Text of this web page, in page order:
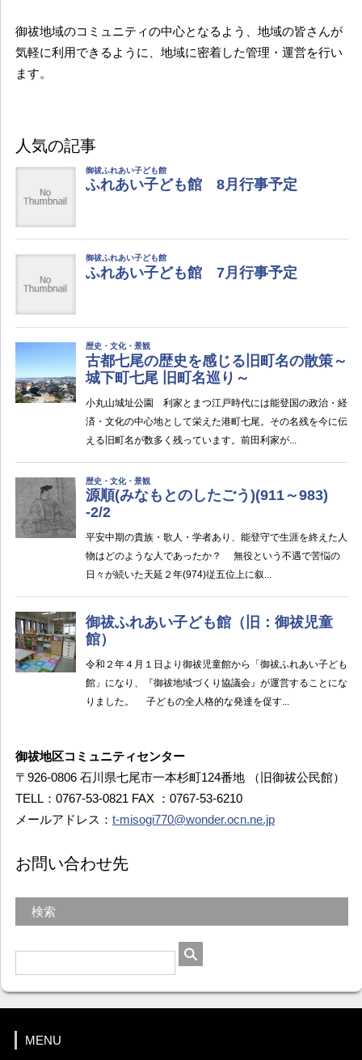
御祓地域のコミュニティの中心となるよう、地域の皆さんが
気軽に利用できるように、地域に密着した管理・運営を行い
ます。
人気の記事
御祓地区コミュニティセンター
〒926-0806 石川県七尾市一本杉町124番地 （旧御祓公民館）
TELL：0767-53-0821 FAX ：0767-53-6210
メールアドレス： t-misogi770@wonder.ocn.ne.jp
お問い合わせ先
検索
MENU